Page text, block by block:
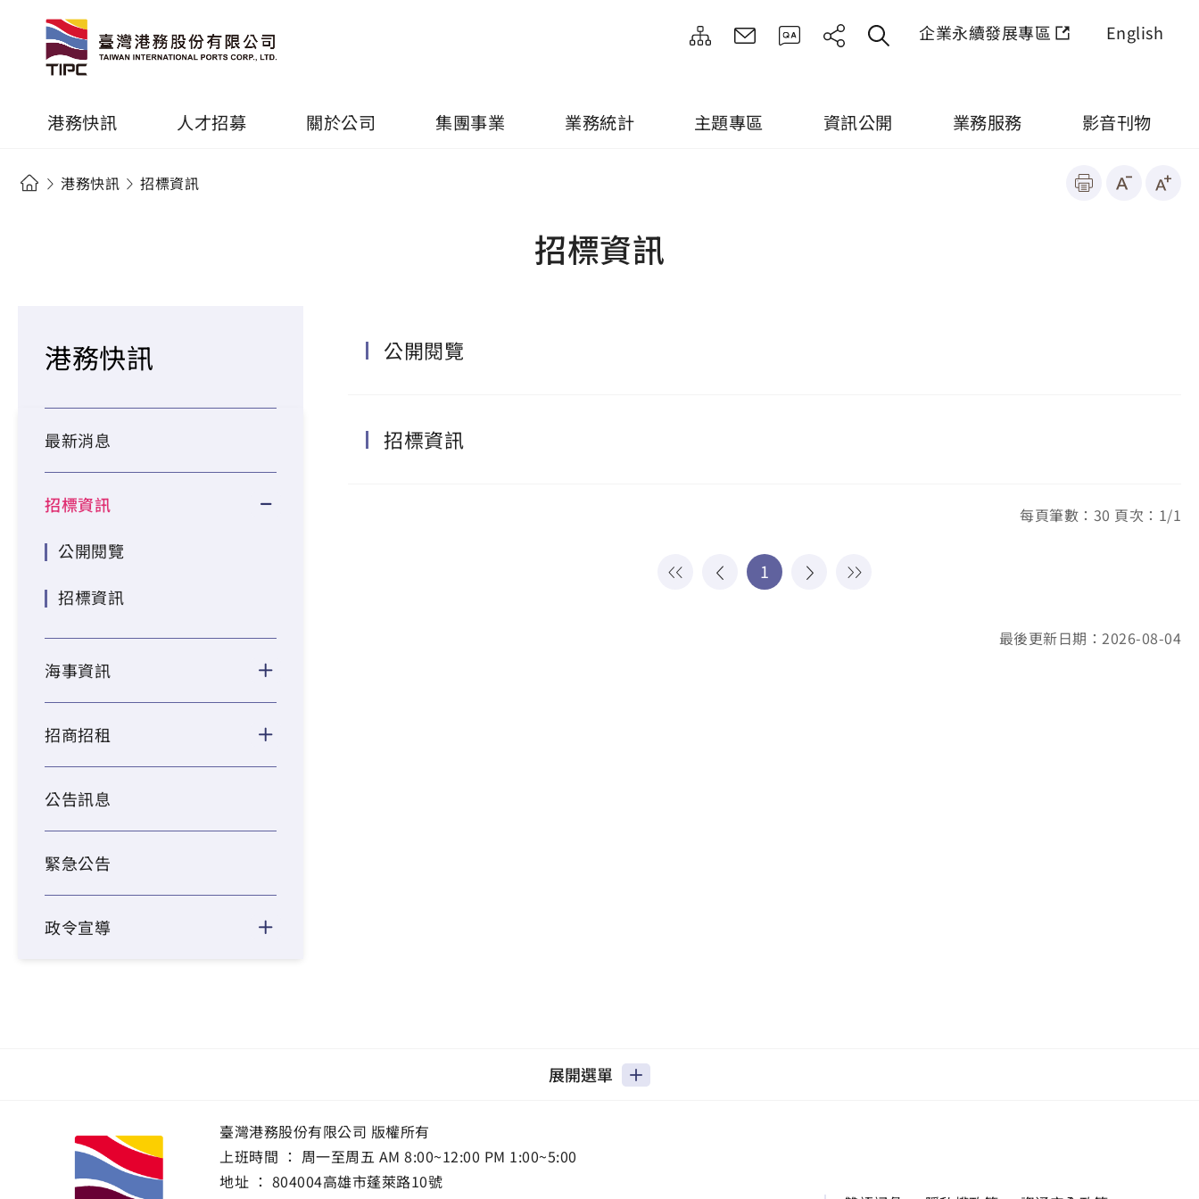
企業永續發展專區 English
港務快訊 人才招募 關於公司 集團事業 業務統計 主題專區 資訊公開 業務服務 影音刊物
港務快訊 招標資訊
招標資訊
港務快訊
最新消息
招標資訊
公開閱覽
招標資訊
海事資訊
招商招租
公告訊息
緊急公告
政令宣導
公開閱覽
招標資訊
每頁筆數：30 頁次：1/1
1
最後更新日期：2026-08-04
展開選單
臺灣港務股份有限公司 版權所有
上班時間 ： 周一至周五 AM 8:00~12:00 PM 1:00~5:00
地址 ： 804004高雄市蓬萊路10號